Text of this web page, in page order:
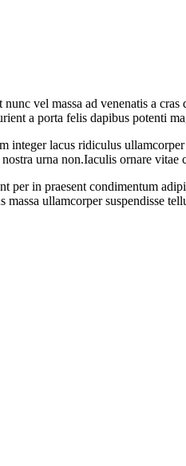
vel massa ad venenatis a
a porta felis dapibus potenti
integer lacus ridiculus
urna non.Iaculis ornare
per in praesent condimentum
ullamcorper suspendisse